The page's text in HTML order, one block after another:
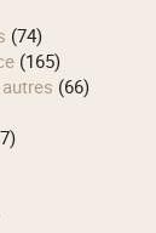
(74)
(165)
autres (66)